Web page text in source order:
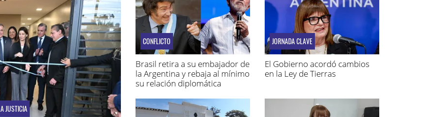
JUSTICIA
CONFLICTO
Brasil retira a su embajador de
la Argentina y rebaja al mínimo
su relación diplomática
JORNADA CLAVE
El Gobierno acordó cambios
en la Ley de Tierras